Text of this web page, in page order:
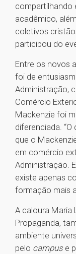
compartilhando
acadêmico,
coletivos
participou do
Entre os novos
foi de
Administração,
Comércio
Mackenzie foi
diferenciada.
que o
em comércio
Administração.
existe apenas
formação mais
A caloura Maria
Propaganda,
ambiente
pelo campus e